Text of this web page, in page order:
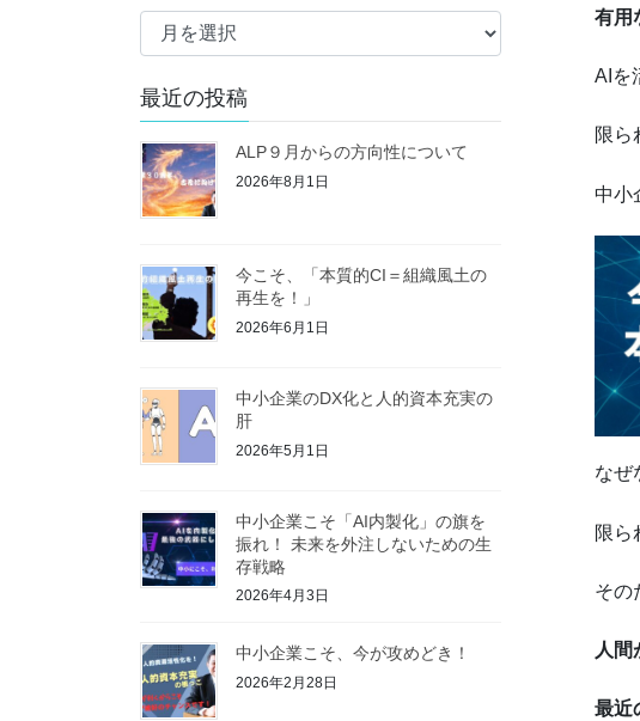
有用
AIを
限ら
中小
なぜ
限ら
その
人間
最近
ア
イ
ブ
最近の投稿
ALP９月からの方向性について
2026年8月1日
今こそ、「本質的CI＝組織風土の
再生を！」
2026年6月1日
中小企業のDX化と人的資本充実の
肝
2026年5月1日
中小企業こそ「AI内製化」の旗を
振れ！ 未来を外注しないための生
存戦略
2026年4月3日
中小企業こそ、今が攻めどき！
2026年2月28日